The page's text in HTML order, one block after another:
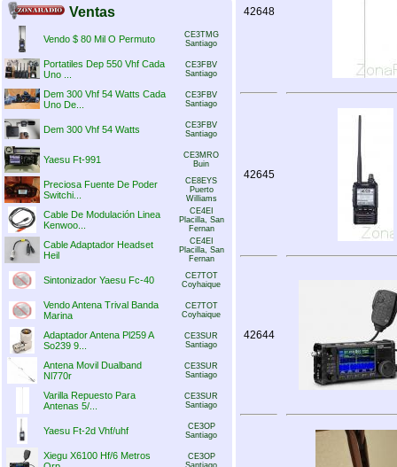
Ventas
Vendo $ 80 Mil O Permuto
CE3TMG
Santiago
Portatiles Dep 550 Vhf Cada
Uno ...
CE3FBV
Santiago
Dem 300 Vhf 54 Watts Cada
Uno De...
CE3FBV
Santiago
Dem 300 Vhf 54 Watts
CE3FBV
Santiago
Yaesu Ft-991
CE3MRO
Buin
Preciosa Fuente De Poder
Switchi...
CE8EYS
Puerto
Williams
Cable De Modulación Linea
Kenwoo...
CE4EI
Placilla, San
Fernan
Cable Adaptador Headset
Heil
CE4EI
Placilla, San
Fernan
Sintonizador Yaesu Fc-40
CE7TOT
Coyhaique
Vendo Antena Trival Banda
Marina
CE7TOT
Coyhaique
Adaptador Antena Pl259 A
So239 9...
CE3SUR
Santiago
Antena Movil Dualband
Nl770r
CE3SUR
Santiago
Varilla Repuesto Para
Antenas 5/...
CE3SUR
Santiago
Yaesu Ft-2d Vhf/uhf
CE3OP
Santiago
Xiegu X6100 Hf/6 Metros
CE3OP
Santiago
42648
42645
42644